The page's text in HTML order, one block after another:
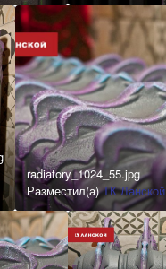
radiatory_1024_55.jpg
Разместил(а)ТК Ланской